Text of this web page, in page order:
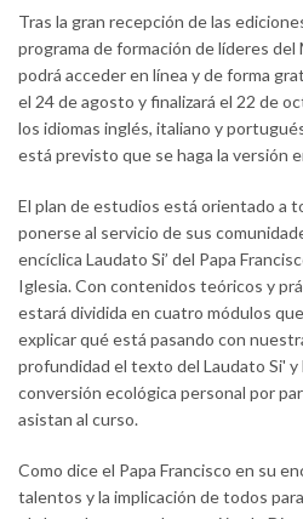
Tras la gran recepción de las
programa de formación de líderes del
podrá acceder en línea y de forma
el 24 de agosto y finalizará el 22 de
los idiomas inglés, italiano y
está previsto que se haga la versión
El plan de estudios está orientado a
ponerse al servicio de sus
encíclica Laudato Si’ del Papa
Iglesia. Con contenidos teóricos y
estará dividida en cuatro módulos
explicar qué está pasando con
profundidad el texto del Laudato Si'
conversión ecológica personal por
asistan al curso.
Como dice el Papa Francisco en su
talentos y la implicación de todos